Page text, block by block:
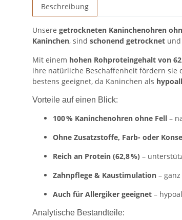
Beschreibung
Unsere getrockneten Kaninchenohren
Kaninchen, sind schonend getrocknet
Mit einem hohen Rohproteingehalt von
ihre natürliche Beschaffenheit fördern sie
bestens geeignet, da Kaninchen als
Vorteile auf einen Blick:
100 % Kaninchenohren ohne Fell –
Ohne Zusatzstoffe, Farb- oder
Reich an Protein (62,8 %) –
Zahnpflege & Kaustimulation –
Auch für Allergiker geeignet –
Analytische Bestandteile: